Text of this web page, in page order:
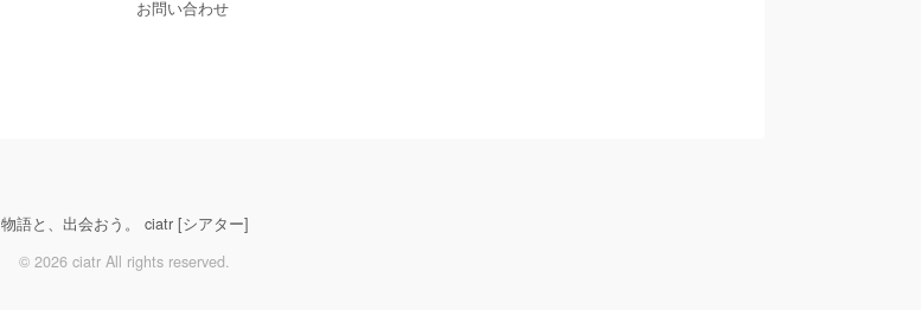
お問い合わせ
物語と、出会おう。 ciatr [シアター]
© 2026 ciatr All rights reserved.